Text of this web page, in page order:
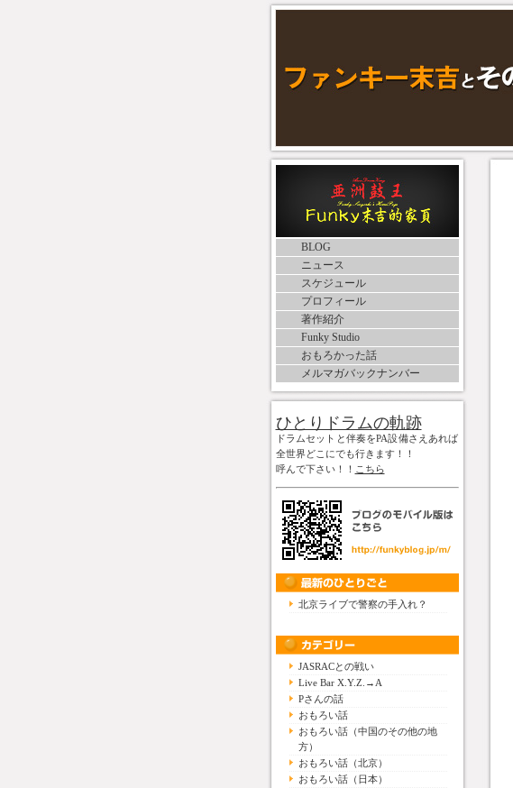
BLOG
ニュース
スケジュール
プロフィール
著作紹介
Funky Studio
おもろかった話
メルマガバックナンバー
ひとりドラムの軌跡
ドラムセットと伴奏をPA設備さえあれば
全世界どこにでも行きます！！
呼んで下さい！！ こちら
北京ライブで警察の手入れ？
JASRACとの戦い
Live Bar X.Y.Z.→A
Pさんの話
おもろい話
おもろい話（中国のその他の地
方）
おもろい話（北京）
おもろい話（日本）